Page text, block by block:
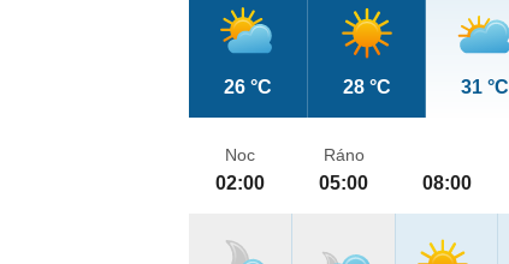
26 °C 28 °C 31 °C
Noc
02:00
Ráno
05:00 08:00